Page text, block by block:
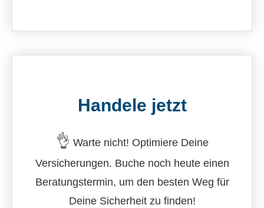
Handele jetzt
👌 Warte nicht! Optimiere Deine
Versicherungen. Buche noch heute einen
Beratungstermin, um den besten Weg für
Deine Sicherheit zu finden!